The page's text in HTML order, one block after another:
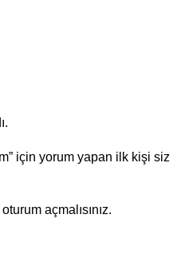
için yorum yapan ilk kişi siz
oturum açmalısınız.